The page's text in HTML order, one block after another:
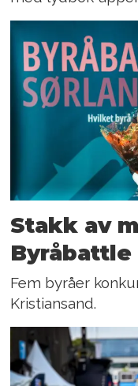
Stakk av
Byråbattle
Fem byråer
Kristiansand.